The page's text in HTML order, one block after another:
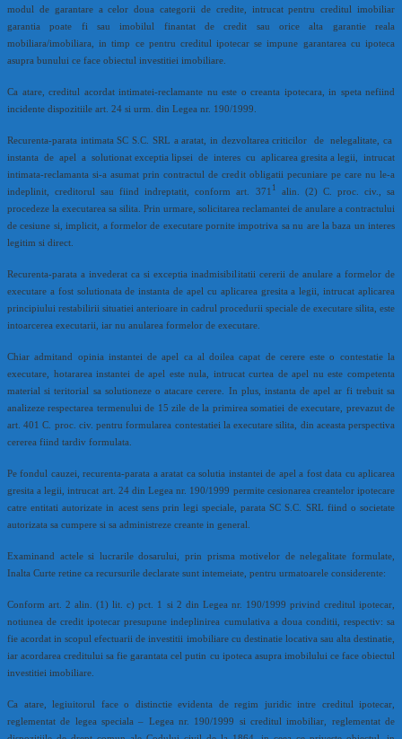
modul de garantare a celor doua categorii de credite, intrucat pentru creditul imobiliar
garantia poate fi sau imobilul finantat de credit sau orice alta garantie reala
mobiliara/imobiliara, in timp ce pentru creditul ipotecar se impune garantarea cu ipoteca
asupra bunului ce face obiectul investitiei imobiliare.
Ca atare, creditul acordat intimatei-reclamante nu este o creanta ipotecara, in speta nefiind
incidente dispozitiile art. 24 si urm. din Legea nr. 190/1999.
Recurenta-parata intimata SC S.C. SRL a aratat, in dezvoltarea criticilor de nelegalitate, ca
instanta de apel a solutionat exceptia lipsei de interes cu aplicarea gresita a legii, intrucat
intimata-reclamanta si-a asumat prin contractul de credit obligatii pecuniare pe care nu le-a
indeplinit, creditorul sau fiind indreptatit, conform art. 371 1
alin. (2) C. proc. civ., sa
procedeze la executarea sa silita. Prin urmare, solicitarea reclamantei de anulare a contractului
de cesiune si, implicit, a formelor de executare pornite impotriva sa nu are la baza un interes
legitim si direct.
Recurenta-parata a invederat ca si exceptia inadmisibilitatii cererii de anulare a formelor de
executare a fost solutionata de instanta de apel cu aplicarea gresita a legii, intrucat aplicarea
principiului restabilirii situatiei anterioare in cadrul procedurii speciale de executare silita, este
intoarcerea executarii, iar nu anularea formelor de executare.
Chiar admitand opinia instantei de apel ca al doilea capat de cerere este o contestatie la
executare, hotararea instantei de apel este nula, intrucat curtea de apel nu este competenta
material si teritorial sa solutioneze o atacare cerere. In plus, instanta de apel ar fi trebuit sa
analizeze respectarea termenului de 15 zile de la primirea somatiei de executare, prevazut de
art. 401 C. proc. civ. pentru formularea contestatiei la executare silita, din aceasta perspectiva
cererea fiind tardiv formulata.
Pe fondul cauzei, recurenta-parata a aratat ca solutia instantei de apel a fost data cu aplicarea
gresita a legii, intrucat art. 24 din Legea nr. 190/1999 permite cesionarea creantelor ipotecare
catre entitati autorizate in acest sens prin legi speciale, parata SC S.C. SRL fiind o societate
autorizata sa cumpere si sa administreze creante in general.
Examinand actele si lucrarile dosarului, prin prisma motivelor de nelegalitate formulate,
Inalta Curte retine ca recursurile declarate sunt intemeiate, pentru urmatoarele considerente:
Conform art. 2 alin. (1) lit. c) pct. 1 si 2 din Legea nr. 190/1999 privind creditul ipotecar,
notiunea de credit ipotecar presupune indeplinirea cumulativa a doua conditii, respectiv: sa
fie acordat in scopul efectuarii de investitii imobiliare cu destinatie locativa sau alta destinatie,
iar acordarea creditului sa fie garantata cel putin cu ipoteca asupra imobilului ce face obiectul
investitiei imobiliare.
Ca atare, legiuitorul face o distinctie evidenta de regim juridic intre creditul ipotecar,
reglementat de legea speciala – Legea nr. 190/1999 si creditul imobiliar, reglementat de